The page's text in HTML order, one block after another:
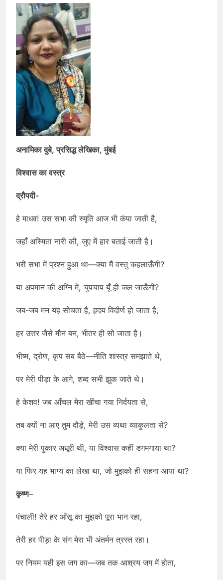
अनामिका दुबे, प्रसिद्ध लेखिका, मुंबई
विश्वास का वस्त्र
द्रौपदी-
हे माधव! उस सभा की स्मृति आज भी कंपा जाती है,
जहाँ अस्मिता नारी की, जुए में हार बताई जाती है।
भरी सभा में प्रश्न हुआ था—क्या मैं वस्तु कहलाऊँगी?
या अपमान की अग्नि में, चुपचाप यूँ ही जल जाऊँगी?
जब-जब मन यह सोचता है, हृदय विदीर्ण हो जाता है,
हर उत्तर जैसे मौन बन, भीतर ही सो जाता है।
भीष्म, द्रोण, कृप सब बैठे—नीति शास्त्र समझाते थे,
पर मेरी पीड़ा के आगे, शब्द सभी झुक जाते थे।
हे केशव! जब आँचल मेरा खींचा गया निर्दयता से,
तब क्यों ना आए तुम दौड़े, मेरी उस व्यथा व्याकुलता से?
क्या मेरी पुकार अधूरी थी, या विश्वास कहीं डगमगाया था?
या फिर यह भाग्य का लेखा था, जो मुझको ही सहना आया था?
कृष्ण–
पंचाली! तेरे हर आँसू का मुझको पूरा भान रहा,
तेरी हर पीड़ा के संग मेरा भी अंतर्मन त्रस्त रहा।
पर नियम यही इस जग का—जब तक आश्रय जग में होता,